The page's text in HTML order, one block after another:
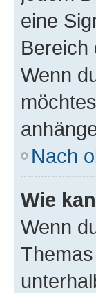
eine
Bereich
Wenn
Nach
Wie
Wenn